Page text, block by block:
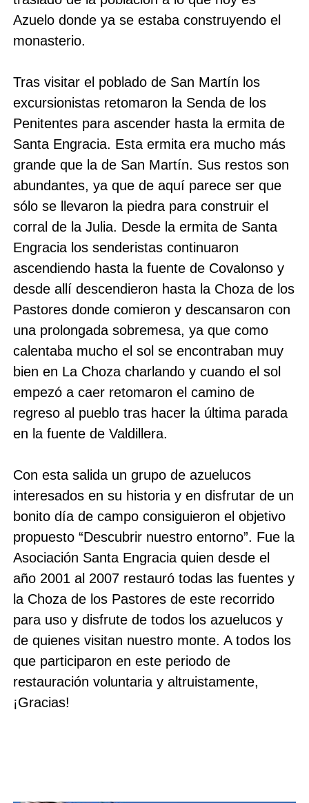
Azuelo donde ya se estaba construyendo el
monasterio.
Tras visitar el poblado de San Martín los
excursionistas retomaron la Senda de los
Penitentes para ascender hasta la ermita de
Santa Engracia. Esta ermita era mucho más
grande que la de San Martín. Sus restos son
abundantes, ya que de aquí parece ser que
sólo se llevaron la piedra para construir el
corral de la Julia. Desde la ermita de Santa
Engracia los senderistas continuaron
ascendiendo hasta la fuente de Covalonso y
desde allí descendieron hasta la Choza de los
Pastores donde comieron y descansaron con
una prolongada sobremesa, ya que como
calentaba mucho el sol se encontraban muy
bien en La Choza charlando y cuando el sol
empezó a caer retomaron el camino de
regreso al pueblo tras hacer la última parada
en la fuente de Valdillera.
Con esta salida un grupo de azuelucos
interesados en su historia y en disfrutar de un
bonito día de campo consiguieron el objetivo
propuesto “Descubrir nuestro entorno”. Fue la
Asociación Santa Engracia quien desde el
año 2001 al 2007 restauró todas las fuentes y
la Choza de los Pastores de este recorrido
para uso y disfrute de todos los azuelucos y
de quienes visitan nuestro monte. A todos los
que participaron en este periodo de
restauración voluntaria y altruistamente,
¡Gracias!